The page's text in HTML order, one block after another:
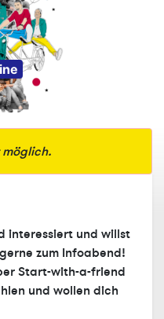
interessiert und willst
zum Infoabend!
Start-with-a-friend
und wollen dich